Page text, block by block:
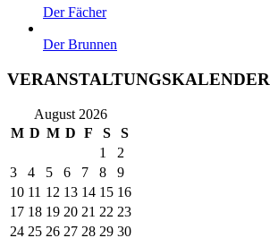
Der Fächer
Der Brunnen
VERANSTALTUNGSKALENDER
August 2026
M D M D F S S
1
2
3
4 5 6 7 8
9
10 11 12 13 14 15 16
17 18 19 20 21 22 23
24 25 26 27 28 29 30